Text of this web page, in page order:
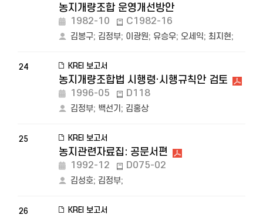
농지개량조합 운영개선방안
1982-10 C1982-16
김봉구; 김정부; 이광원; 유승우; 오세익; 최지현;
24 KREI 보고서
농지개량조합법 시행령·시행규칙안 검토
1996-05 D118
김정부; 백선기 ; 김홍상
25 KREI 보고서
농지관련자료집: 공문서편
1992-12 D075-02
김성호; 김정부;
26 KREI 보고서